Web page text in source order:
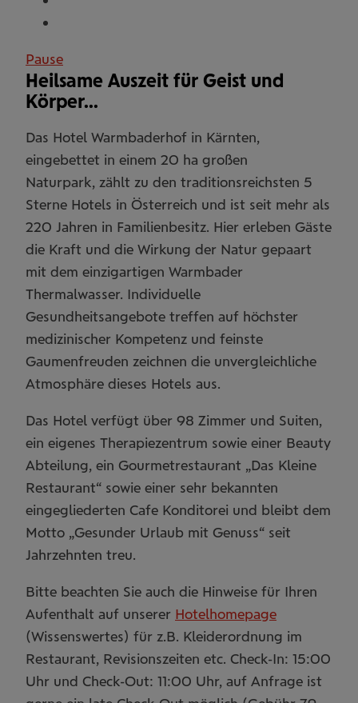
3
3
5
+-
8
Leaflet| OSM Mapnik
Pause
Heilsame Auszeit für Geist und
Körper...
Das Hotel Warmbaderhof in Kärnten,
eingebettet in einem 20 ha großen
Naturpark, zählt zu den traditionsreichsten 5
Sterne Hotels in Österreich und ist seit mehr als
220 Jahren in Familienbesitz. Hier erleben Gäste
die Kraft und die Wirkung der Natur gepaart
mit dem einzigartigen Warmbader
Thermalwasser. Individuelle
Gesundheitsangebote treffen auf höchster
medizinischer Kompetenz und feinste
Gaumenfreuden zeichnen die unvergleichliche
Atmosphä­re dieses Hotels aus.
Das Hotel verfügt über 98 Zimmer und Suiten,
ein eigenes Therapiezentrum sowie einer Beauty
Abteilung, ein Gourmetrestaurant „Das Kleine
Restaurant“ sowie einer sehr bekannten
eingegliederten Cafe Konditorei und bleibt dem
Motto „Gesunder Urlaub mit Genuss“ seit
Jahrzehnten treu.
Bitte beachten Sie auch die Hinweise für Ihren
Aufenthalt auf unserer Hotelhomepage
(Wissenswertes) für z.B. Kleiderordnung im
Restaurant, Revisionszeiten etc. Check-In: 15:00
Uhr und Check-Out: 11:00 Uhr, auf Anfrage ist